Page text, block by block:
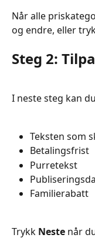
Når alle
og endre, eller
Steg 2:
I neste steg kan
Teksten som
Betalingsfrist
Purretekst
Familierabatt
Trykk Neste når